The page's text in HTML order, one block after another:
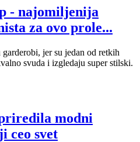
- najomiljenija
za ovo prole...
jer su jedan od retkih
svuda i izgledaju super stilski.
modni
ceo svet